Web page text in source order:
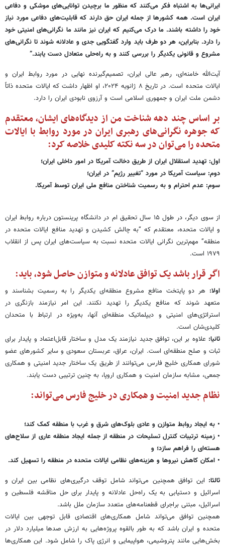
ایرانی‌ها به اشتباه فکر می‌کنند که منظور ما برچیدن توانایی‌های موشکی و دفاعی
ایران است. همه کشورها از جمله ایران حق دارند که قابلیت‌های دفاعی مورد نیاز
خود را داشته باشند. ما درک می‌کنیم که ایران نیز مانند ما نگرانی‌های امنیتی خود
را دارد. بنابراین، هر دو طرف باید وارد گفتگویی جدی و عادلانه شوند تا نگرانی‌های
مشروع و قانونی یکدیگر را بررسی کنند و به راه‌حلی متعادل دست یابند.”
آیت‌الله خامنه‌ای، رهبر عالی ایران، تصمیم‌گیرنده نهایی در مورد روابط ایران و
ایالات متحده است. در تاریخ ۸ ژانویه ۲۰۲۴، او اظهار داشت که ایالات متحده ذاتاً
دشمن ملت ایران و جمهوری اسلامی است و آرزوی نابودی ایران را دارد.
بر اساس چند دهه شناخت من از دیدگاه‌های ایشان، معتقدم
که جوهره نگرانی‌های رهبری ایران در مورد روابط با ایالات
متحده را می‌توان در سه نکته کلیدی خلاصه کرد:
اول: تهدید استقلال ایران از طریق دخالت آمریکا در امور داخلی ایران؛
دوم: سیاست آمریکا در مورد “تغییر رژیم” در ایران؛
سوم: عدم احترام و به رسمیت شناختن منافع ملی ایران توسط آمریکا.
از سوی دیگر، در طول ۱۵ سال تحقیق ام در دانشگاه پرینستون درباره روابط ایران
و ایالات متحده، معتقدم که “به چالش کشیدن و تهدید منافع ایالات متحده در
منطقه” مهم‌ترین نگرانی ایالات متحده نسبت به سیاست‌های ایران پس از انقلاب
۱۹۷۹ است.
اگر قرار باشد یک توافق عادلانه و متوازن حاصل شود، باید:
اولا: هر دو پایتخت منافع مشروع منطقه‌ای یکدیگر را به رسمیت بشناسند و
متعهد شوند که منافع یکدیگر را تهدید نکنند. این امر نیازمند بازنگری در
استراتژی‌های امنیتی و دیپلماتیک منطقه‌ای آنها، به‌ویژه در ارتباط با متحدان
کلیدی‌شان است.
ثانیا: علاوه بر این، توافق جدید نیازمند یک مدل و ساختار قابل‌اعتماد و پایدار برای
ثبات و صلح منطقه‌ای است. ایران، عراق، عربستان سعودی و سایر کشورهای عضو
شورای همکاری خلیج فارس می‌توانند از طریق یک ساختار جدید امنیتی و همکاری
جمعی، مشابه سازمان امنیت و همکاری اروپا، به چنین ترتیبی دست یابند.
نظام جدید امنیت و همکاری در خلیج فارس می‌تواند:
• به ایجاد روابط متوازن و عادی بلوک‌های شرق و غرب با منطقه کمک کند؛
• زمینه ترتیبات کنترل تسلیحات در منطقه از جمله ایجاد منطقه عاری از سلاح‌های
هسته‌ای را فراهم سازد؛ و
• امکان کاهش نیروها و هزینه‌های نظامی ایالات متحده در منطقه را تسهیل کند.
ثالثا: این توافق همچنین می‌تواند شامل توقف درگیری‌های نظامی بین ایران و
اسرائیل و دستیابی به یک راه‌حل عادلانه و پایدار برای حل مناقشه فلسطین و
اسرائیل، مبتنی براجرای قطعنامه‌های متعدد سازمان ملل باشد.
همچنین توافق می‌تواند شامل همکاری‌های اقتصادی قابل‌ توجهی بین ایالات
متحده و ایران باشد که به‌ طور بالقوه پروژه‌هایی به ارزش صدها میلیارد دلار در
بخش‌هایی مانند پتروشیمی، هواپیمایی و انرژی پاک را شامل شود. این همکاری‌ها